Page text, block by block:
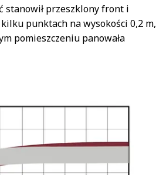
stanowił przeszklony front i
punktach na wysokości 0,2 m,
pomieszczeniu panowała